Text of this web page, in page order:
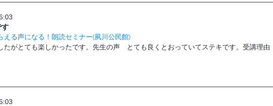
える声になる！朗読セミナー(夙川公民館)
たがとても楽しかったです。先生の声 とても良くとおっていてステキです。受講理由